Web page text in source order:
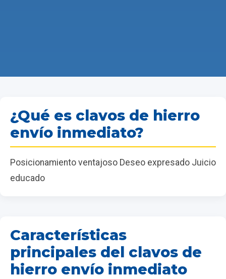
¿Qué es clavos de hierro
envío inmediato?
Posicionamiento ventajoso Deseo expresado Juicio
educado
Características
principales del clavos de
hierro envío inmediato